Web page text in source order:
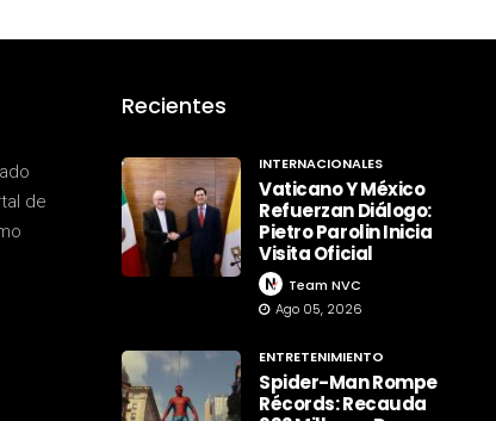
de
Recientes
INTERNACIONALES
Vaticano Y México
Refuerzan Diálogo:
Pietro Parolin Inicia
Visita Oficial
Team NVC
Ago 05, 2026
ENTRETENIMIENTO
Spider-Man Rompe
Récords: Recauda